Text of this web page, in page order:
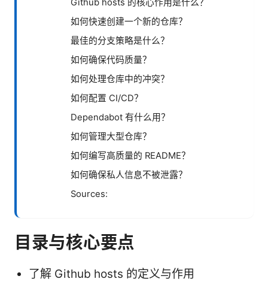
Github hosts 的核心作用是什么？
如何快速创建一个新的仓库？
最佳的分支策略是什么？
如何确保代码质量？
如何处理仓库中的冲突？
如何配置 CI/CD？
Dependabot 有什么用？
如何管理大型仓库？
如何编写高质量的 README？
如何确保私人信息不被泄露？
Sources:
目录与核心要点
了解 Github hosts 的定义与作用